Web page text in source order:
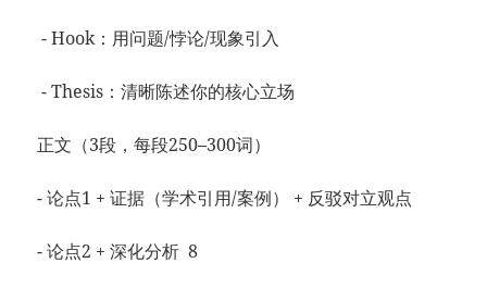
- Hook：用问题/悖论/现象引入
- Thesis：清晰陈述你的核心立场
正文（3段，每段250–300词）
- 论点1 + 证据（学术引用/案例） + 反驳对立观点
- 论点2 + 深化分析 8